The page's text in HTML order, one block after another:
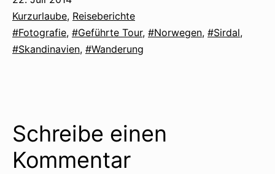
am
Kategorisiert
als
Kurzurlaube, Reiseberichte
Verschlagwortet
mit
Fotografie, Geführte Tour, Norwegen, Sirdal,
Skandinavien, Wanderung
Schreibe einen
Kommentar